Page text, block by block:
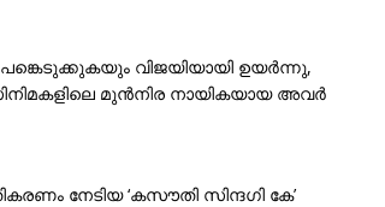
വിജയിയായി ഉയർന്നു,
മുൻനിര നായികയായ അവർ
നേടിയ ‘കസൗതി സിന്ദഗി കേ’